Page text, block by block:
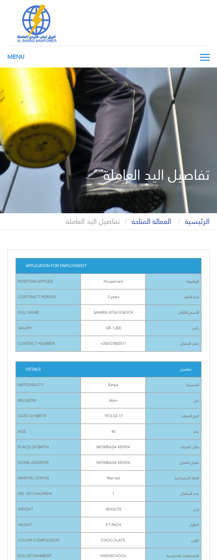
MENU
تفاصيل اليد العاملة
الرئيسية العمالة المتاحة تفاصيل اليد العاملة
APPLICATION FOR EMPLOYMENT
POSITION APPLIED Housemaid الوظيفة
CONTRACT PERIOD 2 years مدة العقد
FULL NAME SAMIRA KITAI ENOCK الاسم بالكامل
SALARY QR-1,200 راتب
CONTACT NUMBER +254727805511 رقم الاتصال
DETAILS تفاصيل
NATIONALITY Kenya الجنسية
RELIGION Islam دين
DATE OF BIRTH 1973-02-17 تاريخ الميلاد
AGE 46 عمر
PLACE OF BIRTH MOMBASA KENYA مكان الميلاد
HOME ADDRESS MOMBASA KENYA عنوان المنزل
MARITAL STATUS Married الحالة الاجتماعية
NO. OF CHILDREN 1 عدد الأطفال
WEIGHT 68 KILOS وزن
HEIGHT 5'7 INCH الطول
COLOR COMPLEXION CHOCOLATE اللون
EDU.ATTAINMENT HIGHSCHOOL الاهتمامات الداراسية